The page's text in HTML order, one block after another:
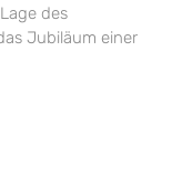
des
Jubiläum einer